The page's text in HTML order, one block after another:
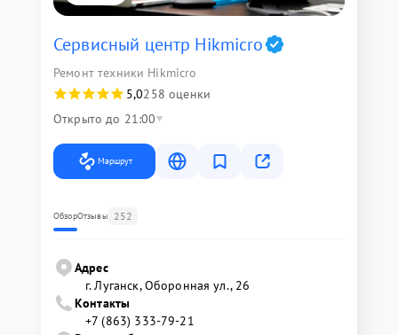
Сервисный центр Hikmicro
Ремонт техники Hikmicro
5,0258 оценки
Открыто до 21:00
Маршрут
ОбзорОтзывы 252
Адрес
г. Луганск, Оборонная ул., 26
Контакты
+7 (863) 333-79-21